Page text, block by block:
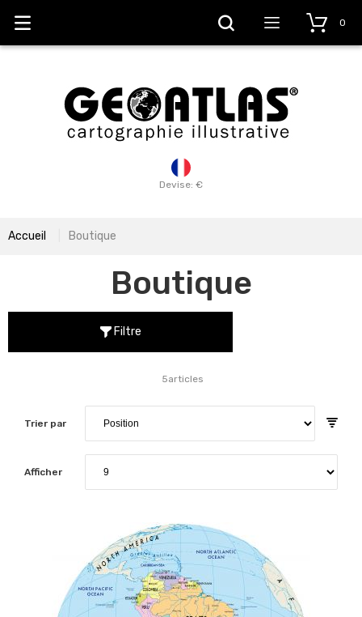
Devise: €
0
Accueil Boutique
Boutique
Filtre
Trier par
5articles
Afficher